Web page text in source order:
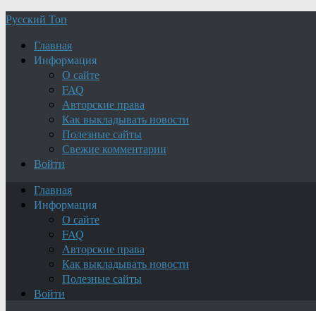
Русский Топ
Главная
Информация
О сайте
FAQ
Авторские права
Как выкладывать новости
Полезные сайты
Свежие комментарии
Войти
Главная
Информация
О сайте
FAQ
Авторские права
Как выкладывать новости
Полезные сайты
Войти